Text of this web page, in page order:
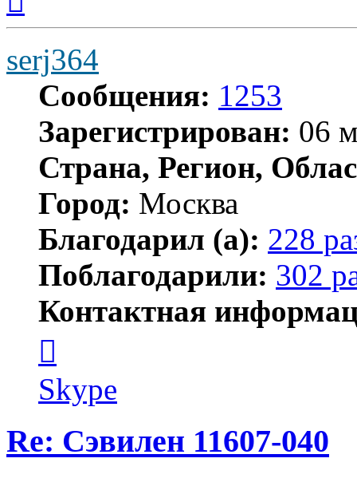
началу
serj364
Сообщения: 1253
Зарегистрирован: 06
Страна, Регион,
Город: Москва
Благодарил (а): 228
Поблагодарили: 302
Контактная
пользователя
serj364
Skype
Re: Сэвилен 11607-040